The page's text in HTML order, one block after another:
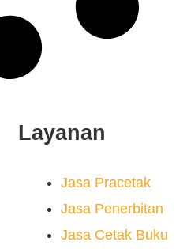
Layanan
Jasa Pracetak
Jasa Penerbitan
Jasa Cetak Buku